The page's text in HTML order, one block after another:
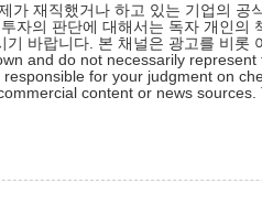
가 재직했거나 하고 있는 기업의 공
자의 판단에 대해서는 독자 개인의
바랍니다. 본 채널은 광고를 비롯
and do not necessarily
for your judgment on
content or news